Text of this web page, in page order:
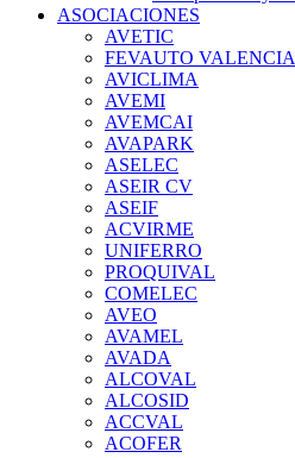
ASOCIACIONES
AVETIC
FEVAUTO VALENCIA
AVICLIMA
AVEMI
AVEMCAI
AVAPARK
ASELEC
ASEIR CV
ASEIF
ACVIRME
UNIFERRO
PROQUIVAL
COMELEC
AVEO
AVAMEL
AVADA
ALCOVAL
ALCOSID
ACCVAL
ACOFER